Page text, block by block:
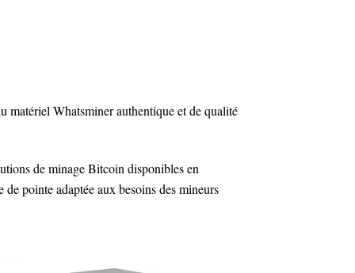
matériel Whatsminer authentique et de qualité
de minage Bitcoin disponibles en
pointe adaptée aux besoins des mineurs